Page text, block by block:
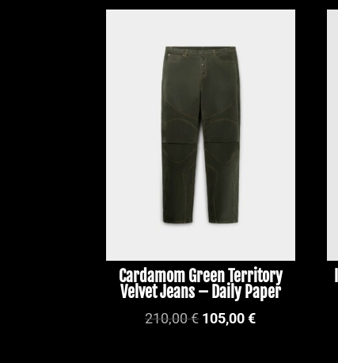
Cardamom Green Territory
Velvet Jeans – Daily Paper
210,00€ Le
105,00€Le